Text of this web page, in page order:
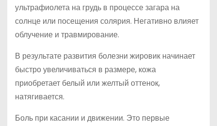
ультрафиолета на грудь в процессе загара на
солнце или посещения солярия. Негативно влияет
облучение и травмирование.
В результате развития болезни жировик начинает
быстро увеличиваться в размере, кожа
приобретает белый или желтый оттенок,
натягивается.
Боль при касании и движении. Это первые